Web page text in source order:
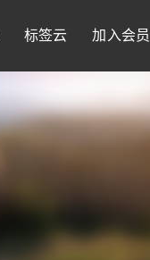
标签云 加入会员